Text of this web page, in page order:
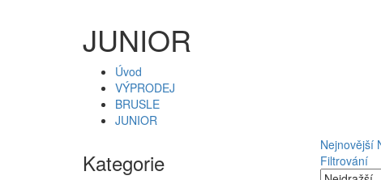
JUNIOR
Úvod
VÝPRODEJ
BRUSLE
JUNIOR
Kategorie
Nejnovější
Filtrování